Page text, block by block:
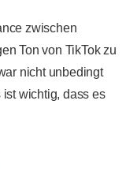
zwischen
Ton von TikTok zu
nicht unbedingt
ist wichtig, dass es